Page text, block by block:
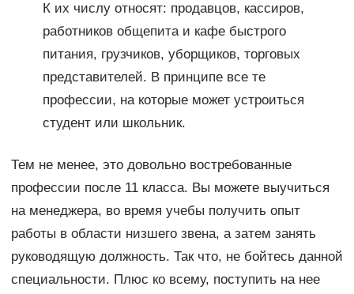
К их числу относят: продавцов, кассиров,
работников общепита и кафе быстрого
питания, грузчиков, уборщиков, торговых
представителей. В принципе все те
профессии, на которые может устроиться
студент или школьник.
Тем не менее, это довольно востребованные
профессии после 11 класса. Вы можете выучиться
на менеджера, во время учебы получить опыт
работы в области низшего звена, а затем занять
руководящую должность. Так что, не бойтесь данной
специальности. Плюс ко всему, поступить на нее